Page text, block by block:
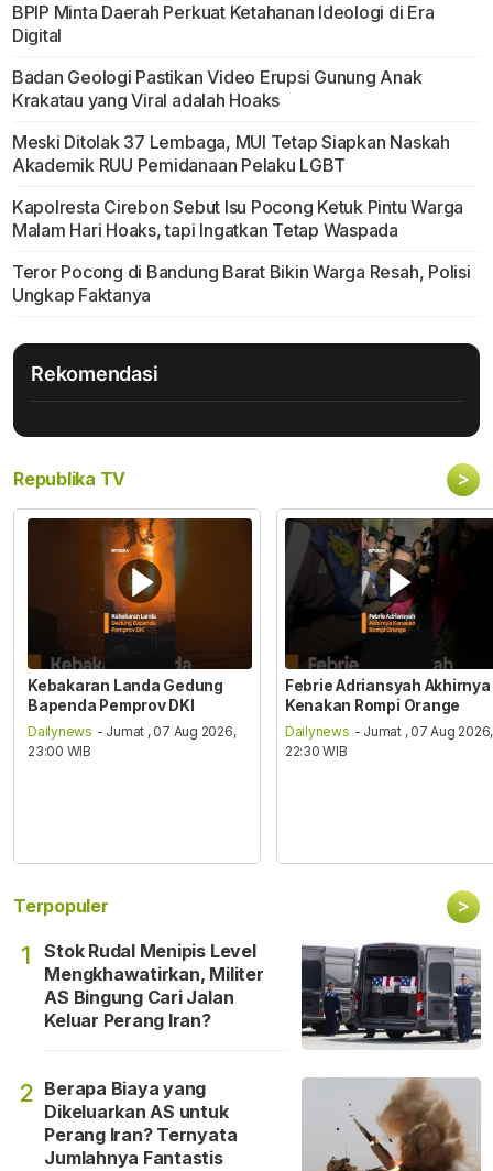
BPIP Minta Daerah Perkuat Ketahanan Ideologi di Era
Digital
Badan Geologi Pastikan Video Erupsi Gunung Anak
Krakatau yang Viral adalah Hoaks
Meski Ditolak 37 Lembaga, MUI Tetap Siapkan Naskah
Akademik RUU Pemidanaan Pelaku LGBT
Kapolresta Cirebon Sebut Isu Pocong Ketuk Pintu Warga
Malam Hari Hoaks, tapi Ingatkan Tetap Waspada
Teror Pocong di Bandung Barat Bikin Warga Resah, Polisi
Ungkap Faktanya
Rekomendasi
Republika TV >
Kebakaran Landa Gedung
Bapenda Pemprov DKI
Dailynews - Jumat , 07 Aug 2026,
23:00 WIB
Febrie Adriansyah Akhirnya
Kenakan Rompi Orange
Dailynews - Jumat , 07 Aug 2026,
22:30 WIB
Terpopuler >
1
Stok Rudal Menipis Level
Mengkhawatirkan, Militer
AS Bingung Cari Jalan
Keluar Perang Iran?
2 Berapa Biaya yang
Dikeluarkan AS untuk
Perang Iran? Ternyata
Jumlahnya Fantastis